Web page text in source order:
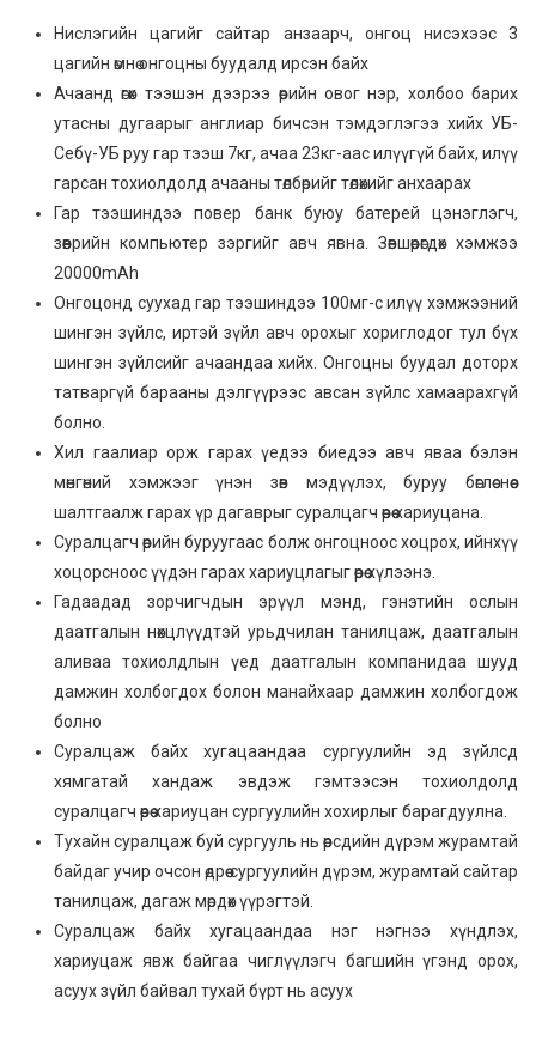
Нислэгийн цагийг сайтар анзаарч, онгоц нисэхээс 3
цагийн өмнө онгоцны буудалд ирсэн байх
Ачаанд өгөх тээшэн дээрээ өөрийн овог нэр, холбоо барих
утасны дугаарыг англиар бичсэн тэмдэглэгээ хийх УБ-
Себү-УБ руу гар тээш 7кг, ачаа 23кг-аас илүүгүй байх, илүү
гарсан тохиолдолд ачааны төлбөрийг төлөхийг анхаарах
Гар тээшиндээ повер банк буюу батерей цэнэглэгч,
зөөврийн компьютер зэргийг авч явна. Зөвшөөрөгдөх хэмжээ
20000mAh
Онгоцонд суухад гар тээшиндээ 100мг-с илүү хэмжээний
шингэн зүйлс, иртэй зүйл авч орохыг хориглодог тул бүх
шингэн зүйлсийг ачаандаа хийх. Онгоцны буудал доторх
татваргүй барааны дэлгүүрээс авсан зүйлс хамаарахгүй
болно.
Хил гаалиар орж гарах үедээ биедээ авч яваа бэлэн
мөнгөний хэмжээг үнэн зөв мэдүүлэх, буруу бөглөснөөс
шалтгаалж гарах үр дагаврыг суралцагч өөрөө хариуцана.
Суралцагч өөрийн буруугаас болж онгоцноос хоцрох, ийнхүү
хоцорсноос үүдэн гарах хариуцлагыг өөрөө хүлээнэ.
Гадаадад зорчигчдын эрүүл мэнд, гэнэтийн ослын
даатгалын нөхцлүүдтэй урьдчилан танилцаж, даатгалын
аливаа тохиолдлын үед даатгалын компанидаа шууд
дамжин холбогдох болон манайхаар дамжин холбогдож
болно
Суралцаж байх хугацаандаа сургуулийн эд зүйлсд
хямгатай хандаж эвдэж гэмтээсэн тохиолдолд
суралцагч өөрөө хариуцан сургуулийн хохирлыг барагдуулна.
Тухайн суралцаж буй сургууль нь өөрсдийн дүрэм журамтай
байдаг учир очсон өдрөө сургуулийн дүрэм, журамтай сайтар
танилцаж, дагаж мөрдөх үүрэгтэй.
Суралцаж байх хугацаандаа нэг нэгнээ хүндлэх,
хариуцаж явж байгаа чиглүүлэгч багшийн үгэнд орох,
асуух зүйл байвал тухай бүрт нь асуух